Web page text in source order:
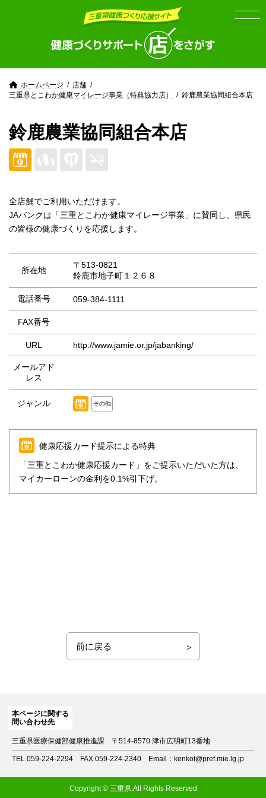
ホームページ
店舗
三重県とこわか健康マイレージ事業（特典協力店）
鈴鹿農業協同組合本店
鈴鹿農業協同組合本店
全店舗でご利用いただけます。
JAバンクは「三重とこわか健康マイレージ事業」に賛同し、県民
の皆様の健康づくりを応援します。
所在地
〒513-0821
鈴鹿市地子町１２６８
電話番号 059-384-1111
FAX番号
URL http://www.jamie.or.jp/jabanking/
メールアド
レス
ジャンル その他
健康応援カード提示による特典
「三重とこわか健康応援カード」をご提示いただいた方は、
マイカーローンの金利を0.1%引下げ。
前に戻る
本ページに関する
問い合わせ先
三重県医療保健部健康推進課 〒514-8570 津市広明町13番地
TEL 059-224-2294 FAX 059-224-2340 Email：kenkot@pref.mie.lg.jp
Copyright © 三重県.All Rights Reserved